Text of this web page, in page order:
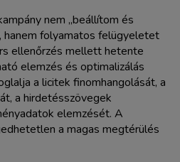
nem „beállítom és
hanem folyamatos felügyeletet
ellenőrzés mellett hetente
elemzés és optimalizálás
a licitek finomhangolását, a
a hirdetésszövegek
elemzését. A
a magas megtérülés